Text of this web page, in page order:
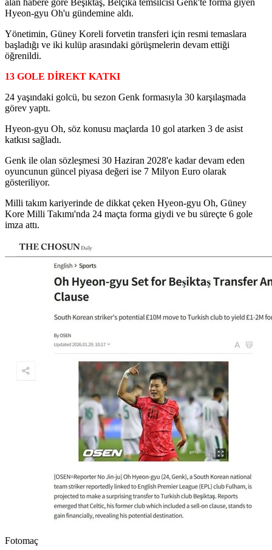
Hyeon-gyu Oh'u gündemine aldı.
Yönetimin, Güney Koreli forvetin transferi için resmi temaslara
başladığı ve iki kulüp arasındaki görüşmelerin devam ettiği
öğrenildi.
13 GOLE DİREKT KATKI
24 yaşındaki golcü, bu sezon Genk formasıyla 30 karşılaşmada
görev yaptı.
Hyeon-gyu Oh, söz konusu maçlarda 10 gol atarken 3 de asist
katkısı sağladı.
Genk ile olan sözleşmesi 30 Haziran 2028'e kadar devam eden
oyuncunun güncel piyasa değeri ise 7 Milyon Euro olarak
gösteriliyor.
Milli takım kariyerinde de dikkat çeken Hyeon-gyu Oh, Güney
Kore Milli Takımı'nda 24 maçta forma giydi ve bu süreçte 6 gole
imza attı.
Fotomaç